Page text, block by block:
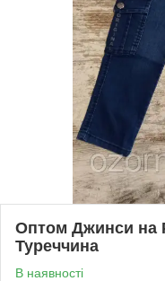
Оптом Джинси на
Туреччина
В наявності